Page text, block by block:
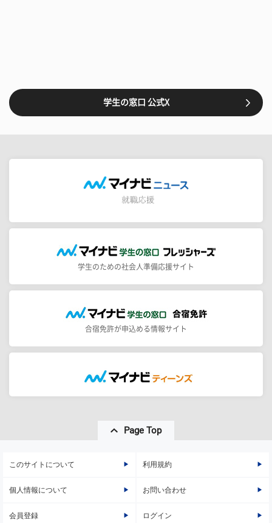
学生の窓口 公式X
学生のための社会人準備応援サイト
合宿免許が申込める情報サイト
Page Top
このサイトについて 利用規約
個人情報について お問い合わせ
会員登録 ログイン